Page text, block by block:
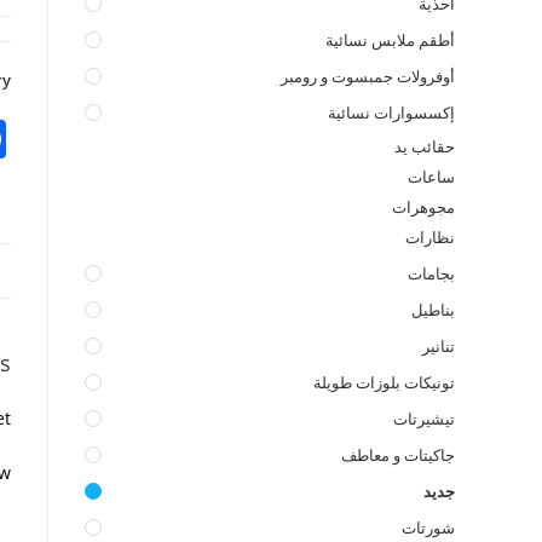
أطقم ملابس نسائية
أوفرولات جمبسوت و رومبر
إكسسوارات نسائية
حقائب يد
ساعات
مجوهرات
نظارات
بجامات
بناطيل
تنانير
تونيكات بلوزات طويلة
تيشيرتات
جاكيتات و معاطف
جديد
شورتات